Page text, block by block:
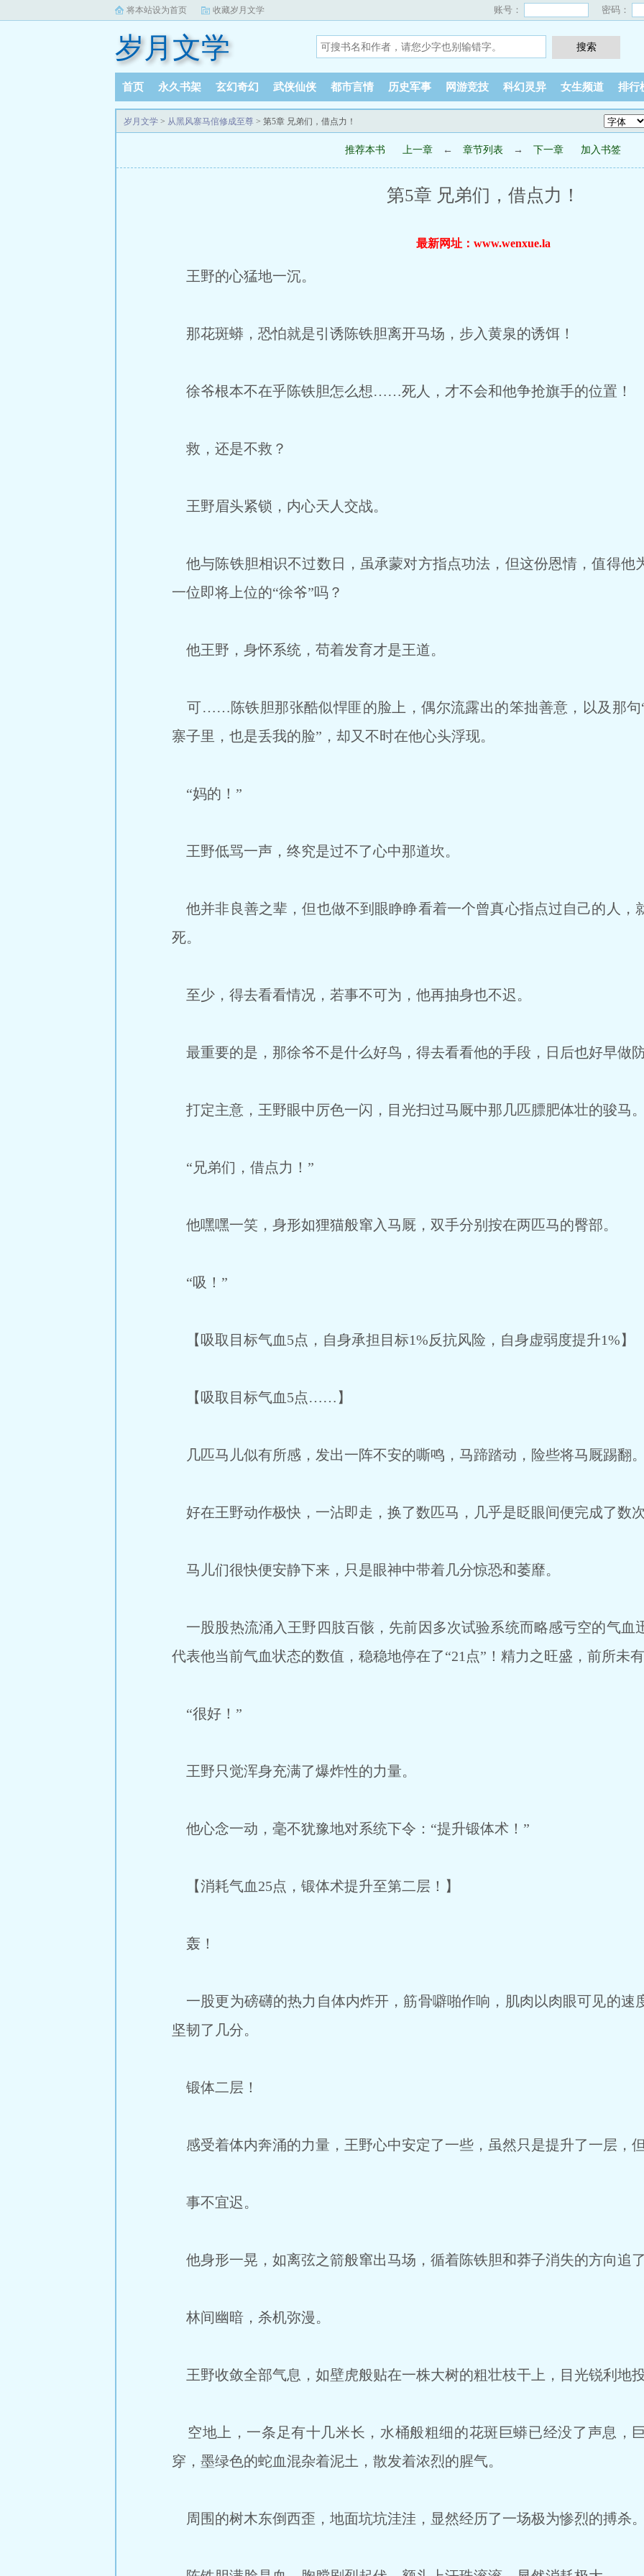
将本站设为首页 收藏岁月文学 账号： 密码：
岁月文学
首页 永久书架 玄幻奇幻 武侠仙侠 都市言情 历史军事 网游竞技 科幻灵异 女生频道 排行
岁月文学 > 从黑风寨马倌修成至尊 > 第5章 兄弟们，借点力！
推荐本书 上一章 ← 章节列表 → 下一章 加入书签
第5章 兄弟们，借点力！
最新网址：www.wenxue.la
王野的心猛地一沉。
那花斑蟒，恐怕就是引诱陈铁胆离开马场，步入黄泉的诱饵！
徐爷根本不在乎陈铁胆怎么想……死人，才不会和他争抢旗手的位置！
救，还是不救？
王野眉头紧锁，内心天人交战。
他与陈铁胆相识不过数日，虽承蒙对方指点功法，但这份恩情，值得他
一位即将上位的“徐爷”吗？
他王野，身怀系统，苟着发育才是王道。
可……陈铁胆那张酷似悍匪的脸上，偶尔流露出的笨拙善意，以及那句
寨子里，也是丢我的脸”，却又不时在他心头浮现。
“妈的！”
王野低骂一声，终究是过不了心中那道坎。
他并非良善之辈，但也做不到眼睁睁看着一个曾真心指点过自己的人，
死。
至少，得去看看情况，若事不可为，他再抽身也不迟。
最重要的是，那徐爷不是什么好鸟，得去看看他的手段，日后也好早做防
打定主意，王野眼中厉色一闪，目光扫过马厩中那几匹膘肥体壮的骏马。
“兄弟们，借点力！”
他嘿嘿一笑，身形如狸猫般窜入马厩，双手分别按在两匹马的臀部。
“吸！”
【吸取目标气血5点，自身承担目标1%反抗风险，自身虚弱度提升1%】
【吸取目标气血5点……】
几匹马儿似有所感，发出一阵不安的嘶鸣，马蹄踏动，险些将马厩踢翻。
好在王野动作极快，一沾即走，换了数匹马，几乎是眨眼间便完成了数次
马儿们很快便安静下来，只是眼神中带着几分惊恐和萎靡。
一股股热流涌入王野四肢百骸，先前因多次试验系统而略感亏空的气血
代表他当前气血状态的数值，稳稳地停在了“21点”！精力之旺盛，前所未有
“很好！”
王野只觉浑身充满了爆炸性的力量。
他心念一动，毫不犹豫地对系统下令：“提升锻体术！”
【消耗气血25点，锻体术提升至第二层！】
轰！
一股更为磅礴的热力自体内炸开，筋骨噼啪作响，肌肉以肉眼可见的速
坚韧了几分。
锻体二层！
感受着体内奔涌的力量，王野心中安定了一些，虽然只是提升了一层，
事不宜迟。
他身形一晃，如离弦之箭般窜出马场，循着陈铁胆和莽子消失的方向追了
林间幽暗，杀机弥漫。
王野收敛全部气息，如壁虎般贴在一株大树的粗壮枝干上，目光锐利地
空地上，一条足有十几米长，水桶般粗细的花斑巨蟒已经没了声息，
穿，墨绿色的蛇血混杂着泥土，散发着浓烈的腥气。
周围的树木东倒西歪，地面坑坑洼洼，显然经历了一场极为惨烈的搏杀。